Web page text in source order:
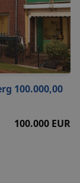
100.000,00
100.000 EUR